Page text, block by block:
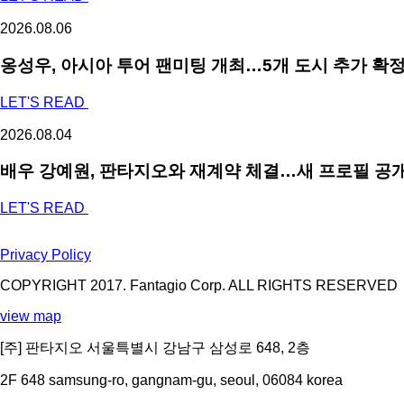
2026.08.06
옹성우, 아시아 투어 팬미팅 개최…5개 도시 추가 확
LET'S READ
2026.08.04
배우 강예원, 판타지오와 재계약 체결…새 프로필 공
LET'S READ
Privacy Policy
COPYRIGHT 2017. Fantagio Corp. ALL RIGHTS RESERVED
view map
[주] 판타지오 서울특별시 강남구 삼성로 648, 2층
2F 648 samsung-ro, gangnam-gu, seoul, 06084 korea